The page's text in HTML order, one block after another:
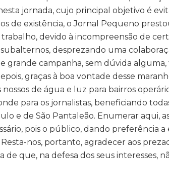
jornada, cujo principal objetivo é
de existência, o Jornal Pequeno
devido à incompreensão de
desprezando uma
grande campanha, sem dúvida
graças à boa vontade desse
de água e luz para bairros
para os jornalistas, beneficiando
e de São Pantaleão. Enumerar aqui,
pois o público, dando preferência a
nos, portanto, agradecer aos
que, na defesa dos seus interesses,